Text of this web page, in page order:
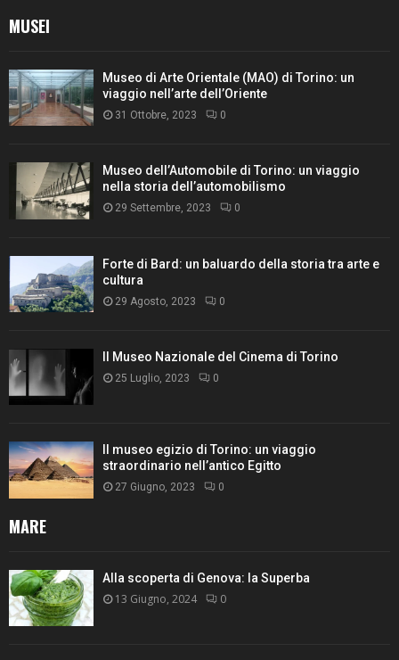
MUSEI
Museo di Arte Orientale (MAO) di Torino: un
viaggio nell’arte dell’Oriente
31 Ottobre, 2023 0
Museo dell’Automobile di Torino: un viaggio
nella storia dell’automobilismo
29 Settembre, 2023 0
Forte di Bard: un baluardo della storia tra arte e
cultura
29 Agosto, 2023 0
Il Museo Nazionale del Cinema di Torino
25 Luglio, 2023 0
Il museo egizio di Torino: un viaggio
straordinario nell’antico Egitto
27 Giugno, 2023 0
MARE
Alla scoperta di Genova: la Superba
13 Giugno, 2024 0